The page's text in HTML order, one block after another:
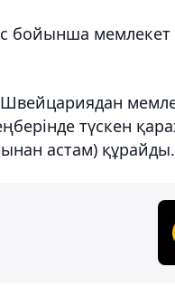
бойынша мемлекет
түскен
астам) құрайды.